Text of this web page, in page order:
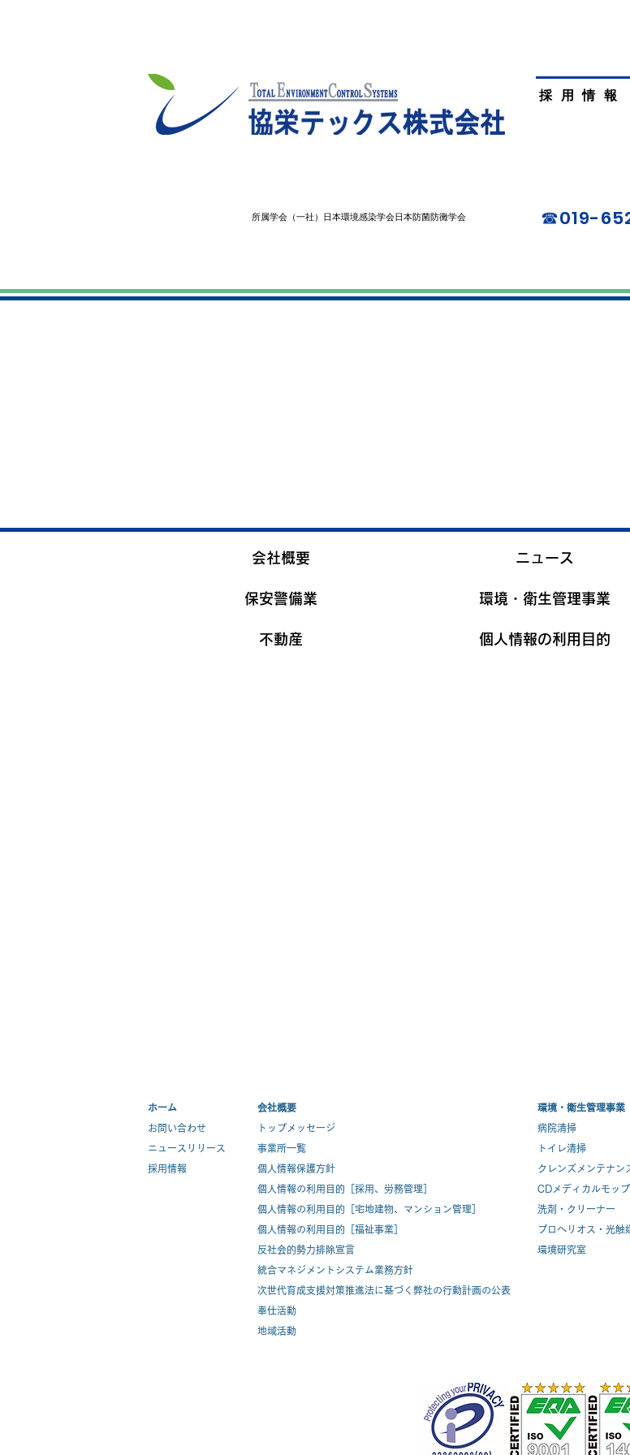
​ 採用情報
所属学会（一社）日本環境感染学会日本防菌防黴学会 ☎︎019-
会社概要 ニュース
保安警備業 環境・衛生管理事業
不動産 個人情報の利用目的
ホーム
お問い合わせ
ニュースリリース
採用情報
会社概要
トップメッセージ
事業所一覧
個人情報保護方針
個人情報の利用目的［採用、労務管理］
個人情報の利用目的［宅地建物、マンション管理］
個人情報の利用目的［福祉事業
反社会的勢力排除宣言
統合マネジメントシステム業務方針
次世代育成支援対策推進法に基づく弊社の行動計画の公表
奉仕活動
​​地域活動
環境・衛生管理事業
病院清掃
トイレ清掃
クレンズメンテナン
CDメディカルモップ
洗剤・クリーナー
プロヘリオス・光触
環境研究室